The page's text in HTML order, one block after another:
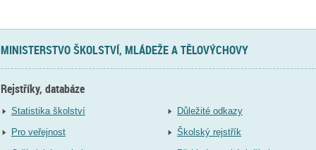
MINISTERSTVO ŠKOLSTVÍ, MLÁDEŽE A TĚLOVÝCHOVY
Rejstříky, databáze
Statistika školství
Pro veřejnost
Důležité odkazy
Školský rejstřík